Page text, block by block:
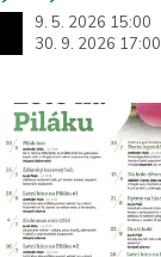
9. 5. 2026 15:00
30. 9. 2026 17:00